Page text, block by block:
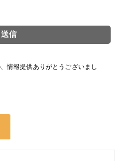
情報提供ありがとうございまし